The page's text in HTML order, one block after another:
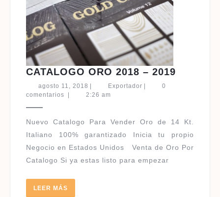
CATALOGO ORO 2018 – 2019
2019
agosto 11, 2018 agosto
11,
ExportadorExportador
0
comentarios
2:26 am
Nuevo Catalogo Para Vender Oro de 14 Kt.
Italiano 100% garantizado Inicia tu propio
Negocio en Estados Unidos Venta de Oro Por
Catalogo Si ya estas listo para empezar
LEER MÁS